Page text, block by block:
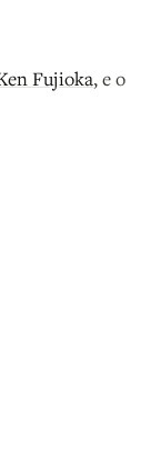
Fujioka, e o